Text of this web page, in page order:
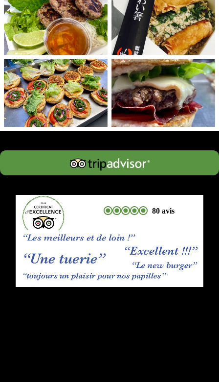
80 avis